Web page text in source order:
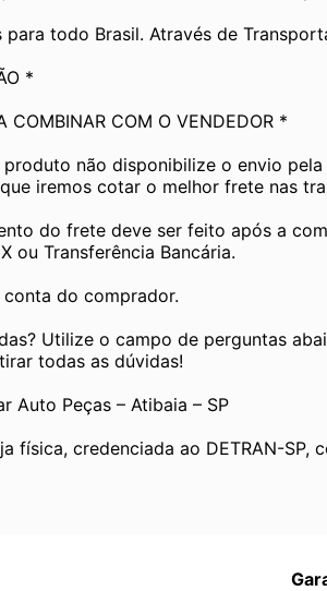
para todo Brasil. Através de
*
COMBINAR COM O VENDEDOR *
não disponibilize o envio
que iremos cotar o melhor frete nas
do frete deve ser feito após a
ou Transferência Bancária.
do comprador.
Utilize o campo de perguntas
todas as dúvidas!
Auto Peças – Atibaia – SP
física, credenciada ao DETRAN-SP,